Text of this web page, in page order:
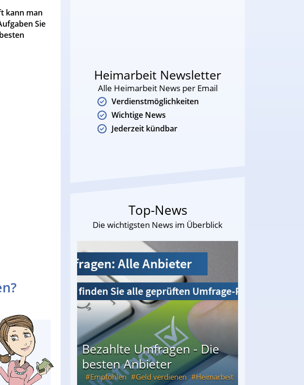
kann man
Sie
Heimarbeit Newsletter
Alle Heimarbeit News per Email
Verdienstmöglichkeiten
Wichtige News
Jederzeit kündbar
Top-News
Die wichtigsten News im Überblick
Bezahlte Umfragen - Die
besten Anbieter
Empfohlen Geld verdienen Heimarbeit